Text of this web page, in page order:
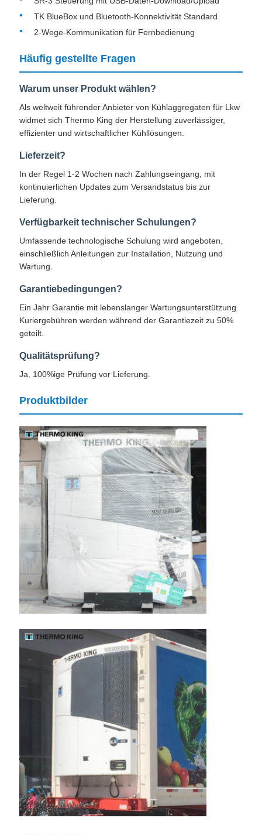
TK BlueBox und Bluetooth-Konnektivität Standard
2-Wege-Kommunikation für Fernbedienung
Häufig gestellte Fragen
Warum unser Produkt wählen?
Als weltweit führender Anbieter von Kühlaggregaten für Lkw
widmet sich Thermo King der Herstellung zuverlässiger,
effizienter und wirtschaftlicher Kühllösungen.
Lieferzeit?
In der Regel 1-2 Wochen nach Zahlungseingang, mit
kontinuierlichen Updates zum Versandstatus bis zur
Lieferung.
Verfügbarkeit technischer Schulungen?
Umfassende technologische Schulung wird angeboten,
einschließlich Anleitungen zur Installation, Nutzung und
Wartung.
Garantiebedingungen?
Ein Jahr Garantie mit lebenslanger Wartungsunterstützung.
Kuriergebühren werden während der Garantiezeit zu 50%
geteilt.
Qualitätsprüfung?
Ja, 100%ige Prüfung vor Lieferung.
Produktbilder